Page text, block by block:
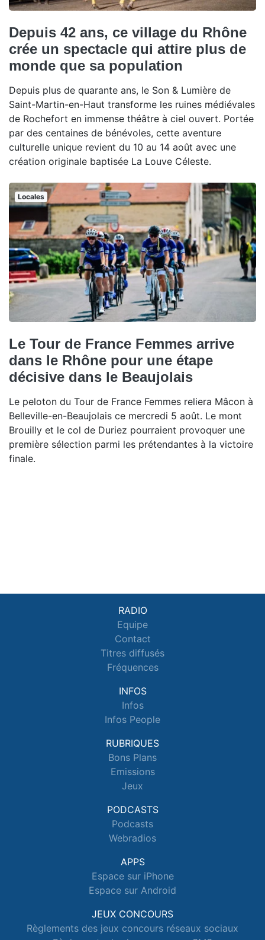
Depuis 42 ans, ce village du Rhône
crée un spectacle qui attire plus de
monde que sa population
Depuis plus de quarante ans, le Son & Lumière de
Saint-Martin-en-Haut transforme les ruines médiévales
de Rochefort en immense théâtre à ciel ouvert. Portée
par des centaines de bénévoles, cette aventure
culturelle unique revient du 10 au 14 août avec une
création originale baptisée La Louve Céleste.
Locales
Le Tour de France Femmes arrive
dans le Rhône pour une étape
décisive dans le Beaujolais
Le peloton du Tour de France Femmes reliera Mâcon à
Belleville-en-Beaujolais ce mercredi 5 août. Le mont
Brouilly et le col de Duriez pourraient provoquer une
première sélection parmi les prétendantes à la victoire
finale.
RADIO
Equipe
Contact
Titres diffusés
Fréquences
INFOS
Infos
Infos People
RUBRIQUES
Bons Plans
Emissions
Jeux
PODCASTS
Podcasts
Webradios
APPS
Espace sur iPhone
Espace sur Android
JEUX CONCOURS
Règlements des jeux concours réseaux sociaux